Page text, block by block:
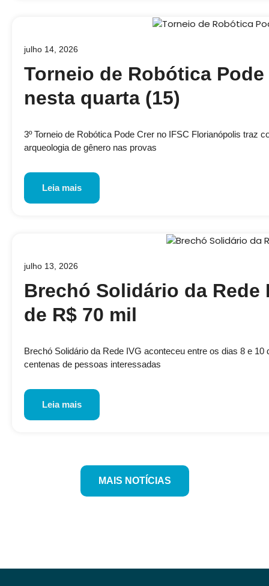
julho 14, 2026
Torneio de Robótica
nesta quarta (15)
3º Torneio de Robótica Pode Crer no IFSC Florianópolis traz
arqueologia de gênero nas provas
Leia mais
julho 13, 2026
Brechó Solidário da Rede
de R$ 70 mil
Brechó Solidário da Rede IVG aconteceu entre os dias 8 e 10
centenas de pessoas interessadas
Leia mais
MAIS NOTÍCIAS